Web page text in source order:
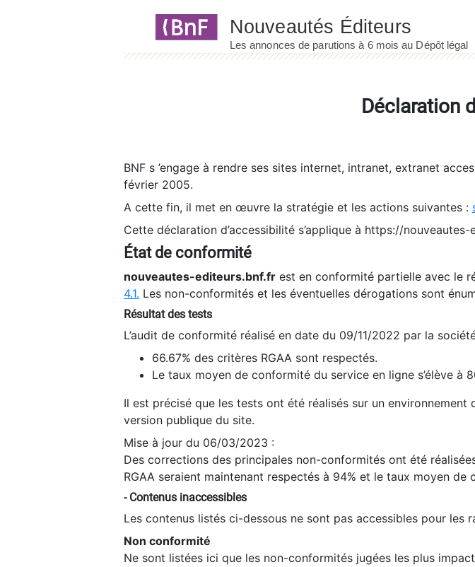
Déclaration
BNF s ’engage à rendre ses sites internet, intranet, extranet
février 2005.
A cette fin, il met en œuvre la stratégie et les actions suivantes :
Cette déclaration d’accessibilité s’applique à https://
État de conformité
nouveautes-editeurs.bnf.fr est en conformité partielle avec le
4.1. Les non-conformités et les éventuelles dérogations sont
Résultat des tests
L’audit de conformité réalisé en date du 09/11/2022 par la
66.67% des critères RGAA sont respectés.
Le taux moyen de conformité du service en ligne s’élève à
Il est précisé que les tests ont été réalisés sur un
version publique du site.
Mise à jour du 06/03/2023 :
Des corrections des principales non-conformités ont été
RGAA seraient maintenant respectés à 94% et le taux moyen de
- Contenus inaccessibles
Les contenus listés ci-dessous ne sont pas accessibles pour les
Non conformité
Ne sont listées ici que les non-conformités jugées les plus